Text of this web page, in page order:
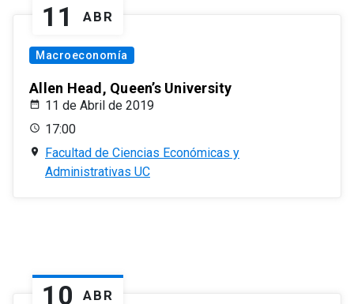
11 ABR
Macroeconomía
Allen Head, Queen’s University
11 de Abril de 2019
17:00
Facultad de Ciencias Económicas y
Administrativas UC
10 ABR